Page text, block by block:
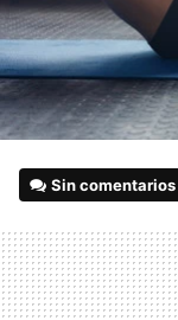
Sin comentarios